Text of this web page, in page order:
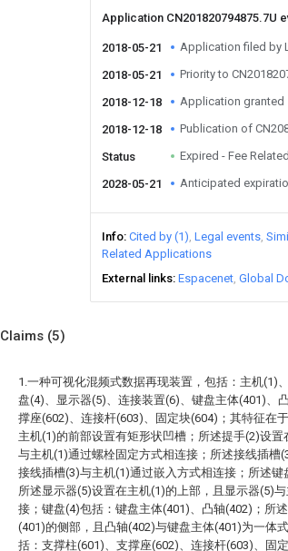
Application CN201820794875.7U
2018-05-21 Application filed by
2018-05-21 Priority to
2018-12-18 Application granted
2018-12-18 Publication of
Status Expired - Fee Related
2028-05-21 Anticipated
Info Cited by (1) Legal events
Related Applications
External links Espacenet Global
Claims (5)
1.一种可视化混频式数据再现装置，包括：主机(1)
盘(4)、显示器(5)、连接装置(6)、键盘主体(401)、
撑座(602)、连接杆(603)、固定块(604)；其特征在
主机(1)的前部设置有矩形状凹槽；所述提手(2)设
与主机(1)通过螺栓固定方式相连接；所述接线插槽
接线插槽(3)与主机(1)通过嵌入方式相连接；所述键
所述显示器(5)设置在主机(1)的上部，且显示器(5)
接；键盘(4)包括：键盘主体(401)、凸轴(402)；所
(401)的侧部，且凸轴(402)与键盘主体(401)为一体
括：支撑柱(601)、支撑座(602)、连接杆(603)、固